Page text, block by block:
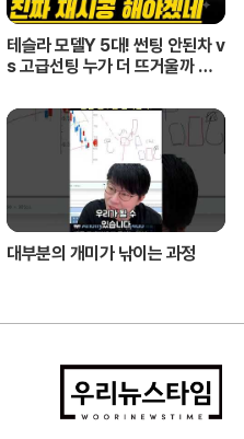
테슬라 모델Y 5대! 썬팅 안된차 v
s 고급선팅 누가 더 뜨거울까 비
대부분의 개미가 낚이는 과정